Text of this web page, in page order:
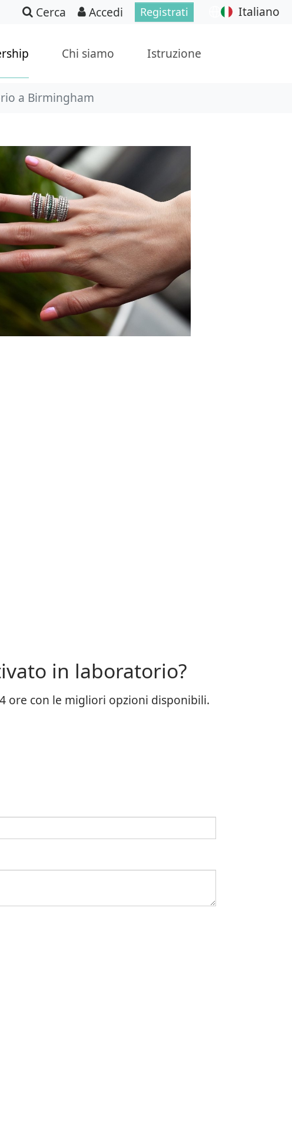
Cerca Accedi Registrati Italiano
Chi siamo Istruzione
a Birmingham
in laboratorio?
ore con le migliori opzioni disponibili.